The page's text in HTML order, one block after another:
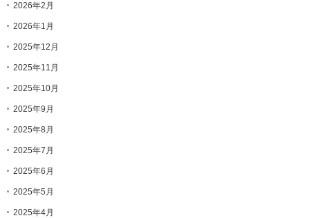
2026年2月
2026年1月
2025年12月
2025年11月
2025年10月
2025年9月
2025年8月
2025年7月
2025年6月
2025年5月
2025年4月